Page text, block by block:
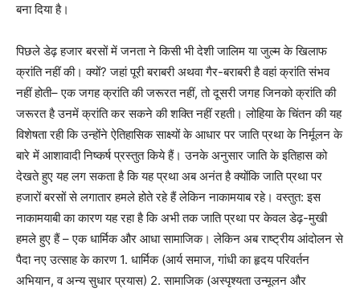
बना दिया है।
पिछले डेढ़ हजार बरसों में जनता ने किसी भी देशी जालिम या जुल्म के खिलाफ
क्रांति नहीं की। क्यों? जहां पूरी बराबरी अथवा गैर-बराबरी है वहां क्रांति संभव
नहीं होती– एक जगह क्रांति की जरूरत नहीं, तो दूसरी जगह जिनको क्रांति की
जरूरत है उनमें क्रांति कर सकने की शक्ति नहीं रहती। लोहिया के चिंतन की यह
विशेषता रही कि उन्होंने ऐतिहासिक साक्ष्यों के आधार पर जाति प्रथा के निर्मूलन के
बारे में आशावादी निष्कर्ष प्रस्तुत किये हैं। उनके अनुसार जाति के इतिहास को
देखते हुए यह लग सकता है कि यह प्रथा अब अनंत है क्योंकि जाति प्रथा पर
हजारों बरसों से लगातार हमले होते रहे हैं लेकिन नाकामयाब रहे। वस्तुत: इस
नाकामयाबी का कारण यह रहा है कि अभी तक जाति प्रथा पर केवल डेढ़-मुखी
हमले हुए हैं – एक धार्मिक और आधा सामाजिक। लेकिन अब राष्ट्रीय आंदोलन से
पैदा नए उत्साह के कारण 1. धार्मिक (आर्य समाज, गांधी का हृदय परिवर्तन
अभियान, व अन्य सुधार प्रयास) 2. सामाजिक (अस्पृश्यता उन्मूलन और